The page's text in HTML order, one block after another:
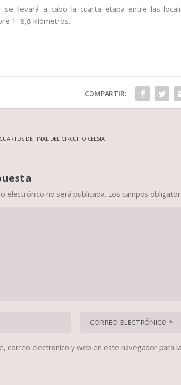
se llevará a cabo la cuarta etapa entre las
118,8 kilómetros.
COMPARTIR:
DE FINAL DEL CIRCUITO CELSIA
electrónico no será publicada. Los campos
correo electrónico y web en este navegador para